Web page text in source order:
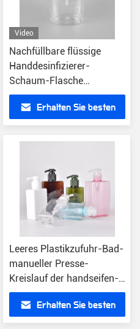
Video
Nachfüllbare flüssige
Handdesinfizierer-
Schaum-Flasche
kundengerechtes klares
100ml leerErhalten Sie besten
Leeres Plastikzufuhr-Bad-
manueller Presse-
Kreislauf der handseifen-
Pumpflasche-280ml 9.4oz
Petg
Erhalten Sie besten